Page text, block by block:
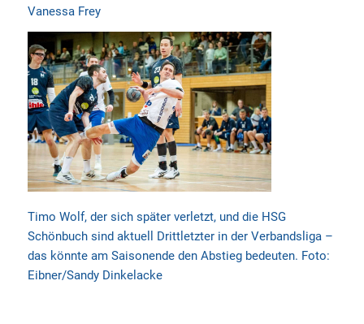
Vanessa Frey
Timo Wolf, der sich später verletzt, und die HSG
Schönbuch sind aktuell Drittletzter in der Verbandsliga –
das könnte am Saisonende den Abstieg bedeuten. Foto:
Eibner/Sandy Dinkelacke